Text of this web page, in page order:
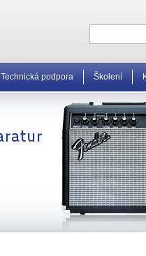
Technická podpora Školení